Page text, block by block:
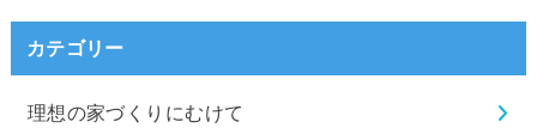
カテゴリー
理想の家づくりにむけて